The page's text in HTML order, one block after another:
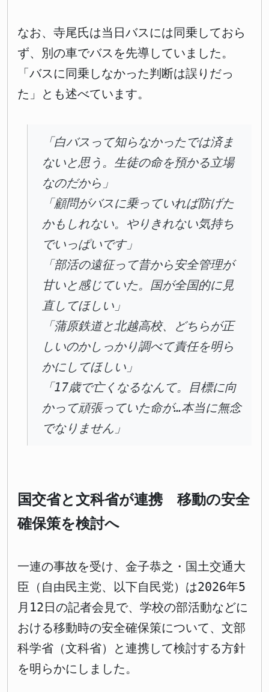
なお、寺尾氏は当日バスには同乗しておら
ず、別の車でバスを先導していました。
「バスに同乗しなかった判断は誤りだっ
た」とも述べています。
「白バスって知らなかったでは済ま
ないと思う。生徒の命を預かる立場
なのだから」
「顧問がバスに乗っていれば防げた
かもしれない。やりきれない気持ち
でいっぱいです」
「部活の遠征って昔から安全管理が
甘いと感じていた。国が全国的に見
直してほしい」
「蒲原鉄道と北越高校、どちらが正
しいのかしっかり調べて責任を明ら
かにしてほしい」
「17歳で亡くなるなんて。目標に向
かって頑張っていた命が…本当に無念
でなりません」
国交省と文科省が連携 移動の安全
確保策を検討へ
一連の事故を受け、金子恭之・国土交通大
臣（自由民主党、以下自民党）は2026年5
月12日の記者会見で、学校の部活動などに
おける移動時の安全確保策について、文部
科学省（文科省）と連携して検討する方針
を明らかにしました。